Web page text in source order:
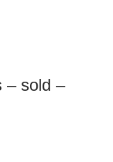
– sold –